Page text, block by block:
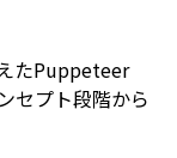
たPuppeteer
セプト段階から